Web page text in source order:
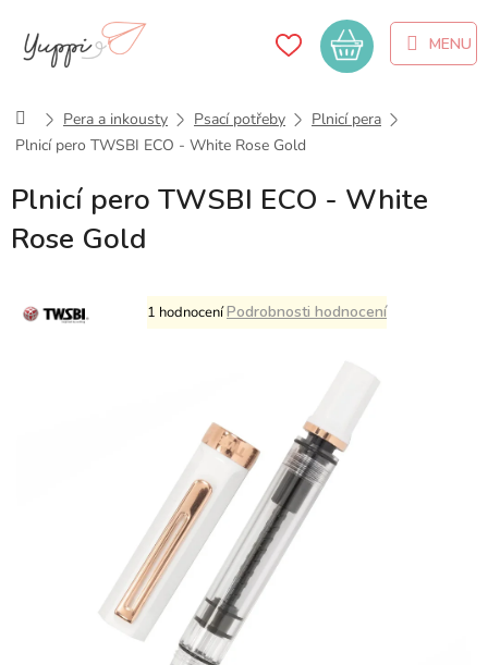
obsah
Nákupní
košík
DomůPera a inkousty Psací potřeby
Plnicí pera
Plnicí pero TWSBI ECO - White Rose Gold
Plnicí pero TWSBI ECO - White
Rose Gold
Průměrné
hodnocení
hvězdiček.
1 hodnoceníPodrobnosti hodnocení